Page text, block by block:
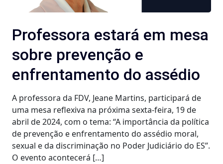
Professora estará em mesa
sobre prevenção e
enfrentamento do assédio
A professora da FDV, Jeane Martins, participará de
uma mesa reflexiva na próxima sexta-feira, 19 de
abril de 2024, com o tema: “A importância da política
de prevenção e enfrentamento do assédio moral,
sexual e da discriminação no Poder Judiciário do ES”.
O evento acontecerá […]